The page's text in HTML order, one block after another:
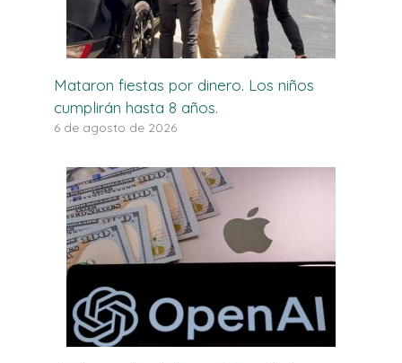
Mataron fiestas por dinero. Los niños
cumplirán hasta 8 años.
6 de agosto de 2026